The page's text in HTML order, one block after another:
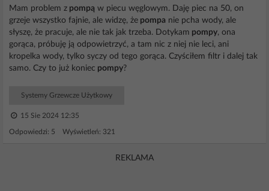
Mam problem z pompą w piecu węglowym. Daję piec na 50, on
grzeje wszystko fajnie, ale widzę, że pompa nie pcha wody, ale
słyszę, że pracuje, ale nie tak jak trzeba. Dotykam pompy, ona
gorąca, próbuję ją odpowietrzyć, a tam nic z niej nie leci, ani
kropelka wody, tylko syczy od tego gorąca. Czyściłem filtr i dalej tak
samo. Czy to już koniec pompy?
Systemy Grzewcze Użytkowy
15 Sie 2024 12:35
Odpowiedzi: 5 Wyświetleń: 321
REKLAMA